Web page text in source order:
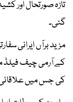
تازہ صورتحال اور
گئی۔
مزید برآں ایرانی
کے آرمی چیف فیلڈ
کی جس میں علاقائی